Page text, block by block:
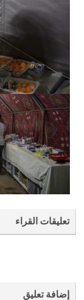
تعليقات القراء
إضافة تعليق